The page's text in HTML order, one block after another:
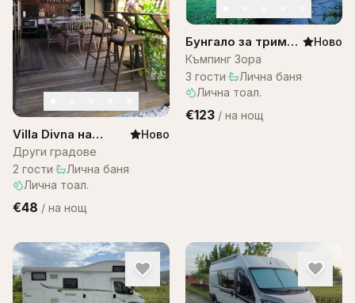
Villa Divna на
Остров Бали
Ново
Други градове
2 гости· Лична баня·
Лична тоал.
€48 / на нощ
Бунгало за трима
– къмпинг Зора
Ново
Къмпинг Зора
3 гости· Лична баня·
Лична тоал.
€123 / на нощ